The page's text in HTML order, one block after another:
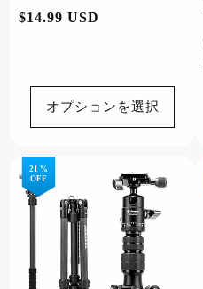
通
$14.99 USD
オプションを選択
21 %
OFF